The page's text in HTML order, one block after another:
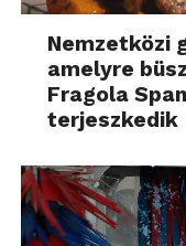
Nemzetközi
amelyre
Fragola
terjeszkedik